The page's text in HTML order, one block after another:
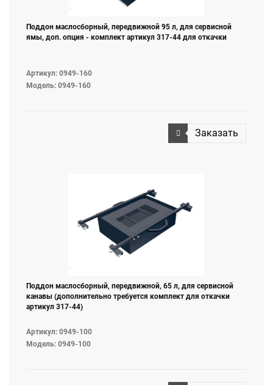
Поддон маслосборный, передвижной 95 л, для сервисной
ямы, доп. опция - комплект артикул 317-44 для откачки
Артикул: 0949-160
Модель: 0949-160
Заказать
Поддон маслосборный, передвижной, 65 л, для сервисной
канавы (дополнительно требуется комплект для откачки
артикул 317-44)
Артикул: 0949-100
Модель: 0949-100